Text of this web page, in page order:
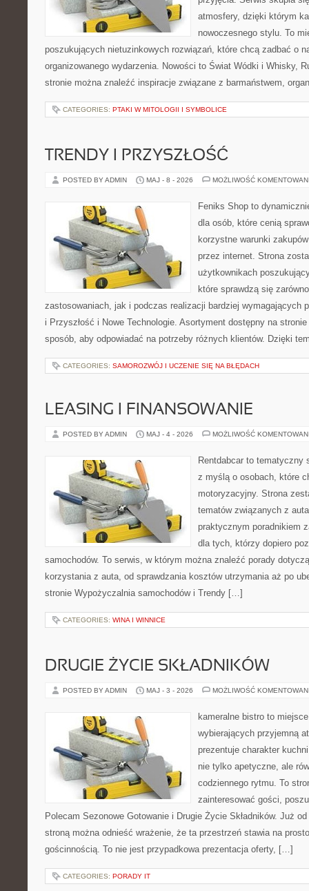
atmosfery, dzięki którym
nowoczesnego stylu. To
poszukujących nietuzinkowych rozwiązań, które chcą zadbać o
organizowanego wydarzenia. Nowości to Świat Wódki i Whisky,
stronie można znaleźć inspiracje związane z barmaństwem,
CATEGORIES: PTAKI W MITOLOGII I SYMBOLICE
TRENDY I PRZYSZŁOŚĆ
POSTED BY ADMIN MAJ - 8 - 2026 MOŻLIWOŚĆ
Feniks Shop to
dla osób, które cenią
korzystne warunki
przez internet. Strona
użytkownikach
które sprawdzą się
zastosowaniach, jak i podczas realizacji bardziej wymagających
i Przyszłość i Nowe Technologie. Asortyment dostępny na
sposób, aby odpowiadać na potrzeby różnych klientów. Dzięki
CATEGORIES: SAMOROZWÓJ I UCZENIE SIĘ NA BŁĘDACH
LEASING I FINANSOWANIE
POSTED BY ADMIN MAJ - 4 - 2026 MOŻLIWOŚĆ
Rentdabcar to tematyczny
z myślą o osobach, które
motoryzacyjny. Strona
tematów związanych z
praktycznym poradnikiem
dla tych, którzy dopiero
samochodów. To serwis, w którym można znaleźć porady
korzystania z auta, od sprawdzania kosztów utrzymania aż po
stronie Wypożyczalnia samochodów i Trendy […]
CATEGORIES: WINA I WINNICE
DRUGIE ŻYCIE SKŁADNIKÓW
POSTED BY ADMIN MAJ - 3 - 2026 MOŻLIWOŚĆ
kameralne bistro to
wybierających przyjemną
prezentuje charakter
nie tylko apetyczne, ale
codziennego rytmu. To
zainteresować gości,
Polecam Sezonowe Gotowanie i Drugie Życie Składników. Już
stroną można odnieść wrażenie, że ta przestrzeń stawia na
gościnnością. To nie jest przypadkowa prezentacja oferty, […]
CATEGORIES: PORADY IT